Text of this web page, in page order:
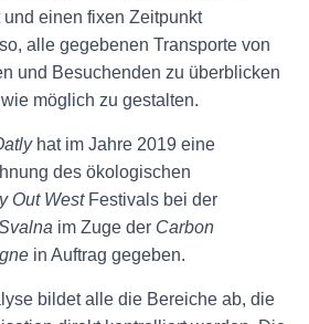
einen fixen Zeitpunkt
alle gegebenen Transporte von
und Besuchenden zu überblicken
möglich zu gestalten.
hat im Jahre 2019 eine
des ökologischen
Out WestFestivals bei der
im Zuge der Carbon
in Auftrag gegeben.
bildet alle die Bereiche ab, die